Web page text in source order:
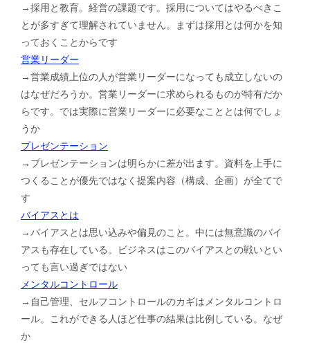
→採用と教育。経営の課題です。採用についてはやるべきこ
とが多すぎて理解されていません。まずは採用とは何かを知
っておくことからです
営業リーダー
→営業成績上位の人が営業リーダーになっても成立しないの
はなぜだろうか。営業リーダーに求められるものが特有だか
らです。では実際に営業リーダーに必要なこととは何でしょ
うか
プレゼンテーション
→プレゼンテーションは明らかに差が出ます。資料を上手に
つくることが優先ではなく提案内容（構成、企画）が全てで
す
バイアスとは
→バイアスとは思い込みや偏見のこと。中には無意識のバイ
アスも存在している。ビジネスはこのバイアスとの戦いとい
っても言い過ぎではない
メンタルコントロール
→自己管理、セルフコントロールのカギはメンタルコントロ
ール。これができる人ほど仕事の結果は比例している。なぜ
か